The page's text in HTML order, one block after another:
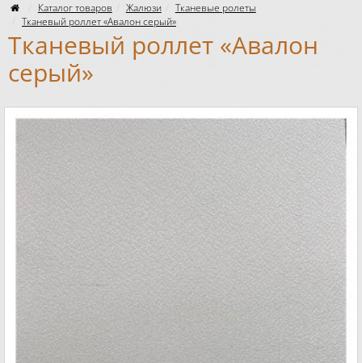
Каталог товаров Жалюзи
Тканевые ролеты
Тканевый роллет «Авалон серый»
Тканевый роллет «Авалон
серый»